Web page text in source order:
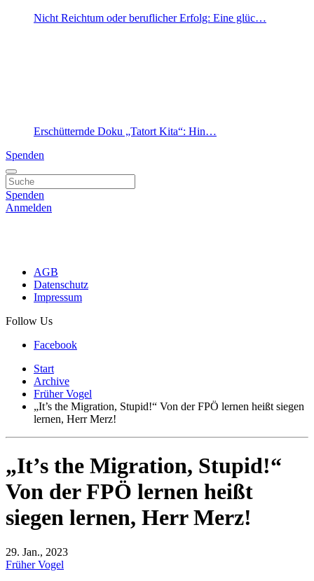
Nicht Reichtum oder beruflicher Erfolg: Eine glüc…
Erschütternde Doku „Tatort Kita“: Hin…
Spenden
Spenden
Anmelden
AGB
Datenschutz
Impressum
Follow Us
Facebook
Start
Archive
Früher Vogel
„It’s the Migration, Stupid!“ Von der FPÖ lernen heißt siegen
lernen, Herr Merz!
„It’s the Migration, Stupid!“
Von der FPÖ lernen heißt
siegen lernen, Herr Merz!
29. Jan., 2023
Früher Vogel